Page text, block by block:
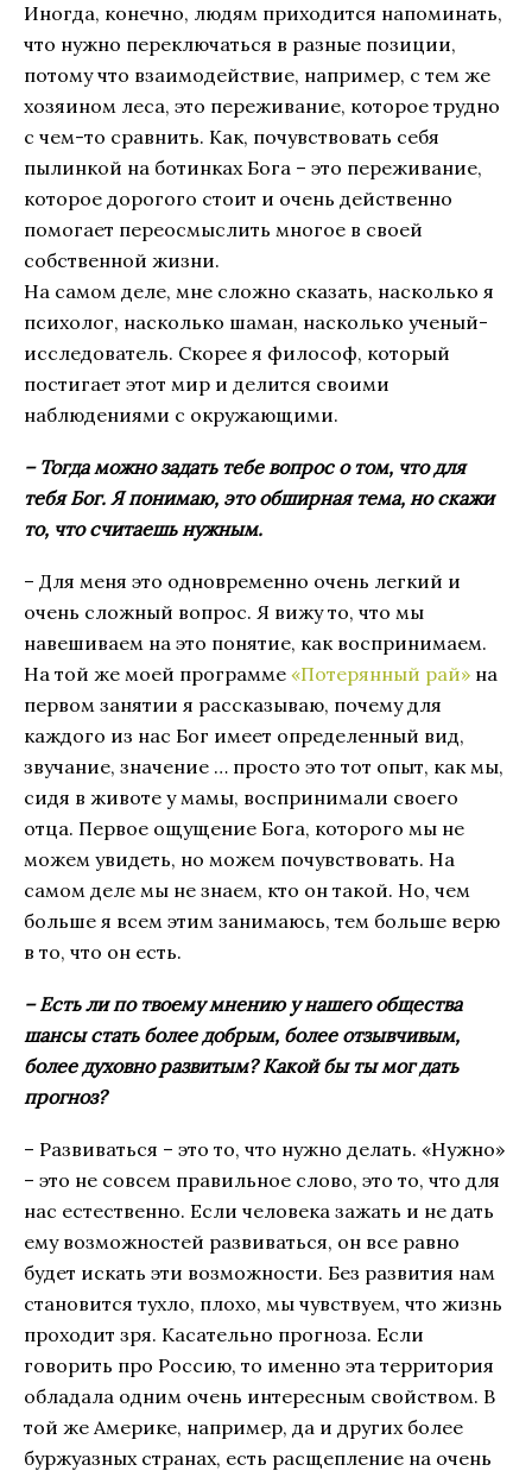
Иногда, конечно, людям приходится напоминать,
что нужно переключаться в разные позиции,
потому что взаимодействие, например, с тем же
хозяином леса, это переживание, которое трудно
с чем-то сравнить. Как, почувствовать себя
пылинкой на ботинках Бога – это переживание,
которое дорогого стоит и очень действенно
помогает переосмыслить многое в своей
собственной жизни.
На самом деле, мне сложно сказать, насколько я
психолог, насколько шаман, насколько ученый-
исследователь. Скорее я философ, который
постигает этот мир и делится своими
наблюдениями с окружающими.
– Тогда можно задать тебе вопрос о том, что для
тебя Бог. Я понимаю, это обширная тема, но скажи
то, что считаешь нужным.
– Для меня это одновременно очень легкий и
очень сложный вопрос. Я вижу то, что мы
навешиваем на это понятие, как воспринимаем.
На той же моей программе «Потерянный рай» на
первом занятии я рассказываю, почему для
каждого из нас Бог имеет определенный вид,
звучание, значение … просто это тот опыт, как мы,
сидя в животе у мамы, воспринимали своего
отца. Первое ощущение Бога, которого мы не
можем увидеть, но можем почувствовать. На
самом деле мы не знаем, кто он такой. Но, чем
больше я всем этим занимаюсь, тем больше верю
в то, что он есть.
– Есть ли по твоему мнению у нашего общества
шансы стать более добрым, более отзывчивым,
более духовно развитым? Какой бы ты мог дать
прогноз?
– Развиваться – это то, что нужно делать. «Нужно»
– это не совсем правильное слово, это то, что для
нас естественно. Если человека зажать и не дать
ему возможностей развиваться, он все равно
будет искать эти возможности. Без развития нам
становится тухло, плохо, мы чувствуем, что жизнь
проходит зря. Касательно прогноза. Если
говорить про Россию, то именно эта территория
обладала одним очень интересным свойством. В
той же Америке, например, да и других более
буржуазных странах, есть расщепление на очень